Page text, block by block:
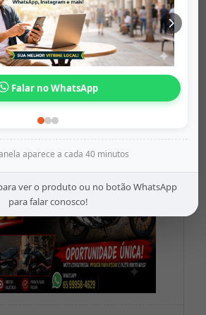
Falar no WhatsApp
aparece a cada 40 minutos
ver o produto ou no botão WhatsApp
para falar conosco!
Lousa Mágic...
barramaisbaratovitrine
Origem: barramaisbaratovitrine
Twitter
R$37,99